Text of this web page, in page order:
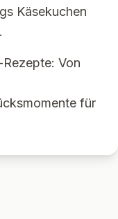
Käsekuchen
Von
für